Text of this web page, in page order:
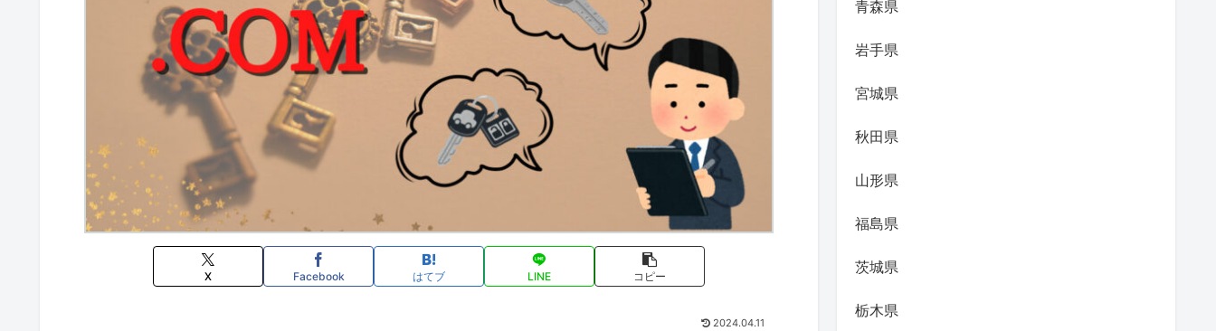
X Facebook はてブ LINE コピー
2024.04.11
青森県
岩手県
宮城県
秋田県
山形県
福島県
茨城県
栃木県